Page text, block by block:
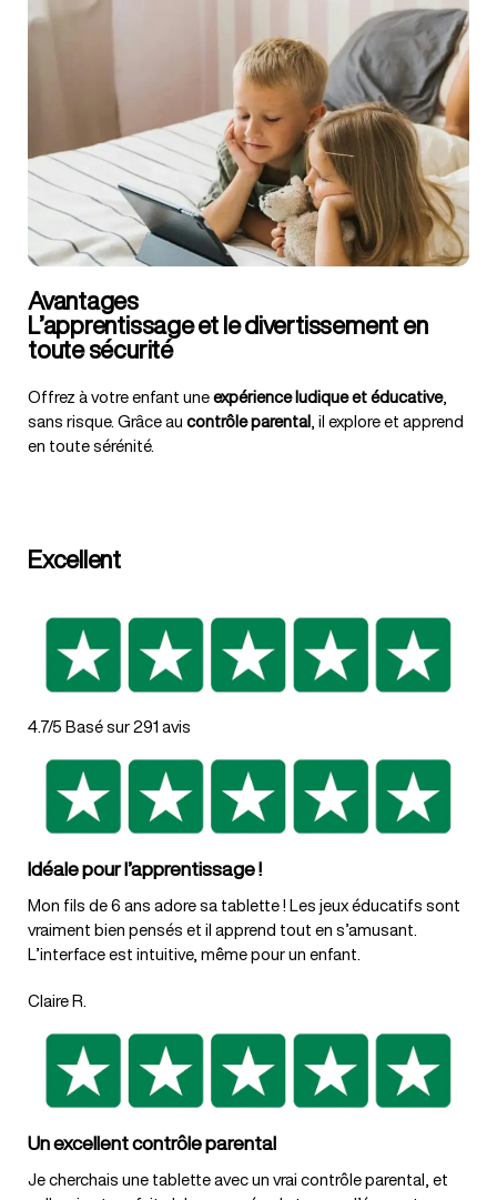
Avantages
L’apprentissage et le divertissement en
toute sécurité
Offrez à votre enfant uneexpérience ludique et éducative,
sans risque. Grâce aucontrôle parental, il explore et apprend
en toute sérénité.
Excellent
4.7/5 Basé sur 291 avis
Idéale pour l’apprentissage !
Mon fils de 6 ans adore sa tablette ! Les jeux éducatifs sont
vraiment bien pensés et il apprend tout en s’amusant.
L’interface est intuitive, même pour un enfant.
Claire R.
Un excellent contrôle parental
Je cherchais une tablette avec un vrai contrôle parental, et